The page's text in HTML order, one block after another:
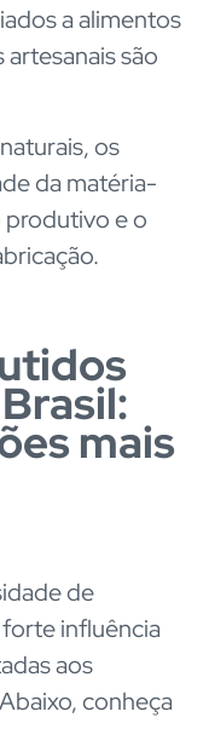
a alimentos
são
os
da matéria-
e o
mais
de
influência
aos
conheça